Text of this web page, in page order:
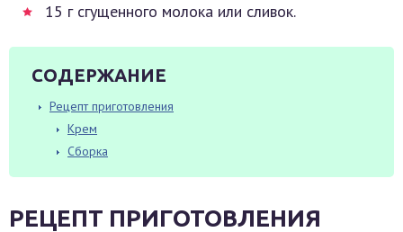
15 г сгущенного молока или сливок.
СОДЕРЖАНИЕ
Рецепт приготовления
Крем
Сборка
РЕЦЕПТ ПРИГОТОВЛЕНИЯ